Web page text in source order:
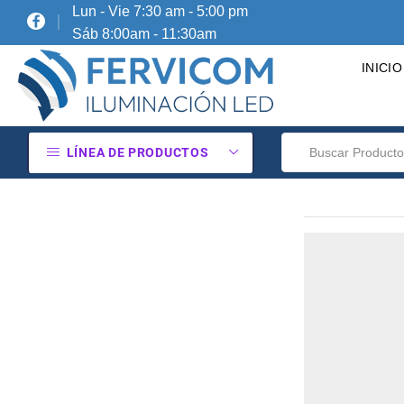
Lun - Vie 7:30 am - 5:00 pm
Sáb 8:00am - 11:30am
INICIO
LÍNEA DE PRODUCTOS